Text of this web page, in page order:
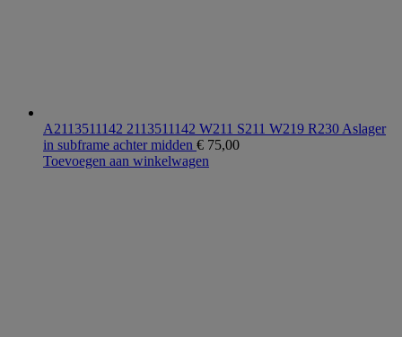
A2113511142 2113511142 W211 S211 W219 R230 Aslager
in subframe achter midden € 75,00
Toevoegen aan winkelwagen